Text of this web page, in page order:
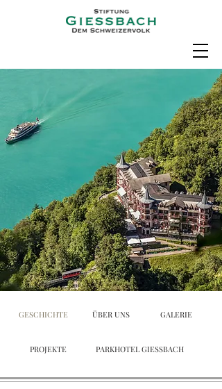
GESCHICHTE ÜBER UNS GALERIE
PROJEKTE PARKHOTEL GIESSBACH